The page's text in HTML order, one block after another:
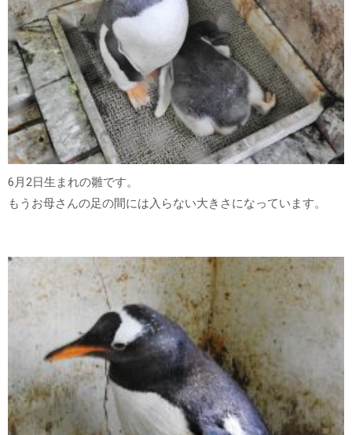
6月2日生まれの雛です。
もうお母さんの足の間には入らない大きさになっています。